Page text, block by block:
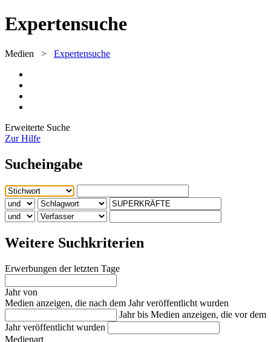
Expertensuche
Medien > Expertensuche
Erweiterte Suche
Zur Hilfe
Sucheingabe
Weitere Suchkriterien
Erwerbungen der letzten Tage
Jahr von
Medien anzeigen, die nach dem Jahr veröffentlicht wurden
Jahr bis Medien anzeigen, die vor dem
Jahr veröffentlicht wurden
Medienart